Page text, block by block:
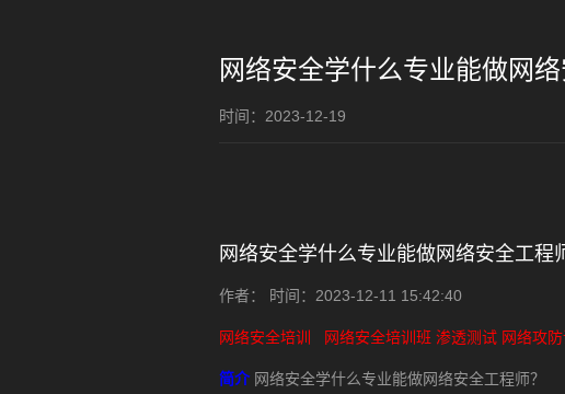
网络安全学什么专业能做网络
时间：2023-12-19
网络安全学什么专业能做网络安全工程
作者： 时间：2023-12-11 15:42:40
网络安全培训 网络安全培训班 渗透测试 网络攻
简介网络安全学什么专业能做网络安全工程师？